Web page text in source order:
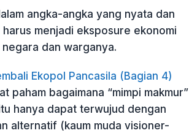
angka-angka yang nyata dan
harus menjadi eksposure ekonomi
dan warganya.
Ekopol Pancasila (Bagian 4)
paham bagaimana “mimpi makmur”
hanya dapat terwujud dengan
alternatif (kaum muda visioner-